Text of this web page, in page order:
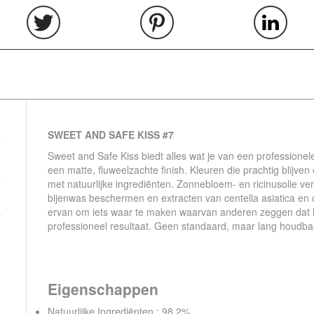
SWEET AND SAFE KISS #7
Sweet and Safe Kiss biedt alles wat je van een
een matte, fluweelzachte finish. Kleuren die prachtig
met natuurlijke ingrediënten. Zonnebloem- en ricinusolie
bijenwas beschermen en extracten van centella asiatica
ervan om iets waar te maken waarvan anderen zeggen
professioneel resultaat. Geen standaard, maar lang
Eigenschappen
Natuurlijke Ingrediënten : 98,2%